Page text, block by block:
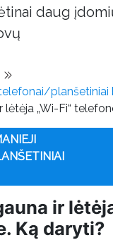
daug
planšetiniai
lėtėja „Wi-Fi“
ir
Ką daryti?